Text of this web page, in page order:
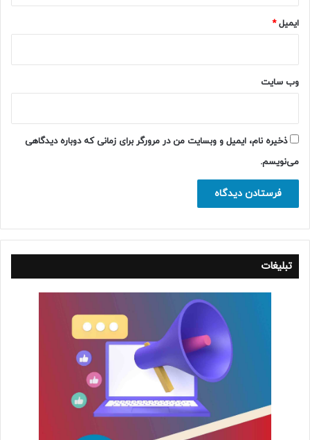
ایمیل*
وب‌ سایت
ذخیره نام، ایمیل و وبسایت من در مرورگر برای زمانی که دوباره دیدگاهی
می‌نویسم.
تبلیغات